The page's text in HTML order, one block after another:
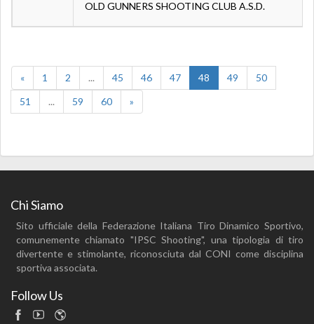
OLD GUNNERS SHOOTING CLUB A.S.D.
« 1 2 ... 45 46 47 48 49
50
51
... 59 60 »
Chi Siamo
Sito ufficiale della Federazione Italiana Tiro Dinamico Sportivo,
comunemente chiamato "IPSC Shooting", una tipologia di tiro
divertente e stimolante, riconosciuta dal CONI come disciplina
sportiva associata.
Follow Us